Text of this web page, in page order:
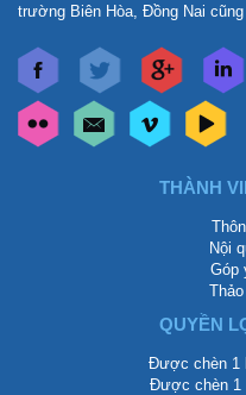
trường Biên Hòa, Đồng Nai
THÀNH
Nội
Góp
QUYỀN
Được chèn 1
Được chèn 1